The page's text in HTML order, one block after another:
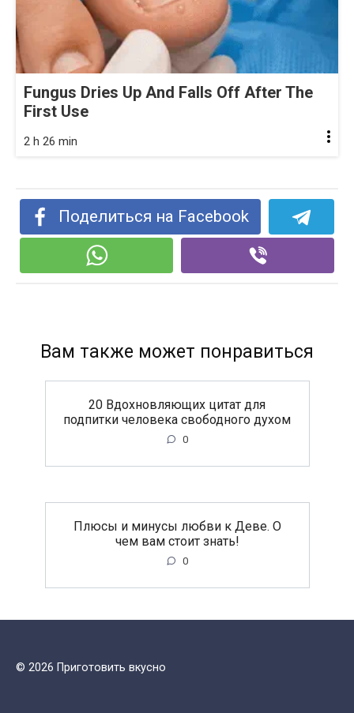
Fungus Dries Up And Falls Off After The
First Use
2 h 26 min
Поделиться на Facebook
Вам также может понравиться
20 Вдохновляющих цитат для
подпитки человека свободного духом
0
Плюсы и минусы любви к Деве. О
чем вам стоит знать!
0
© 2026 Приготовить вкусно